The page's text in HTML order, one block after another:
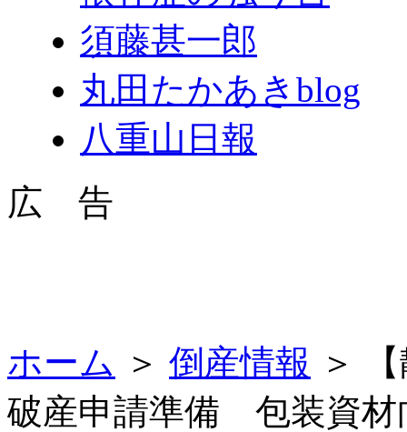
須藤甚一郎
丸田たかあきblog
八重山日報
広 告
ホーム ＞ 倒産情報 ＞
破産申請準備 包装資